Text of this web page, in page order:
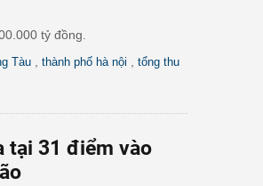
tỷ đồng.
Tàu thành phố hà nội
tổng thu
tại 31 điểm vào